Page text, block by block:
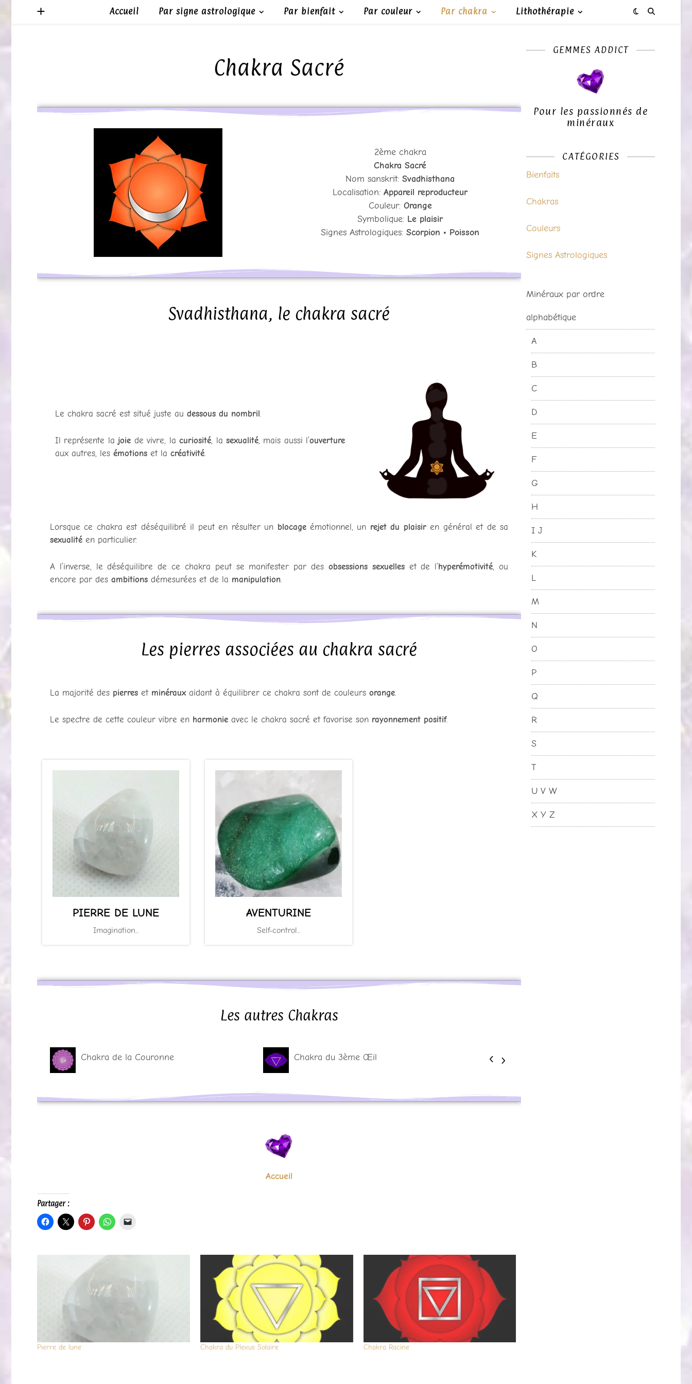
Minéraux par ordre alphabétique
Accueil Par signe astrologique Par bienfait Par couleur Par chakra Lithothérapie
Chakra Sacré
2ème chakra
Chakra Sacré
Nom sanskrit: Svadhisthana
Localisation: Appareil reproducteur
Couleur: Orange
Symbolique: Le plaisir
Signes Astrologiques: Scorpion • Poisson
Svadhisthana, le chakra sacré
Le chakra sacré est situé juste au dessous du nombril.
Il représente la joie de vivre, lacuriosité, la sexualité, mais aussi l’ouverture
aux autres, les émotions et la créativité.
Lorsque ce chakra est déséquilibré il peut en résulter un blocageémotionnel, un rejet du plaisiren général et de sa
sexualité en particulier.
A l’inverse, le déséquilibre de ce chakra peut se manifester par des obsessions sexuelleset de l’hyperémotivité , ou
encore par des ambitions démesurées et de la manipulation
Les pierres associées au chakra sacré
La majorité des pierres etminéraux aidant à équilibrer ce chakra sont de couleurs orange
Le spectre de cette couleur vibre en harmonie avec le chakra sacré et favorise son rayonnement positif.
PIERRE DE LUNE
Imagination...
AVENTURINE
Self-control...
Les autres Chakras
Chakra de la Couronne Chakra du 3ème Œil
Accueil
Partager :
Pierre de lune Chakra du Plexus Solaire Chakra Racine
GEMMES ADDICT
Pour les passionnés de
minéraux
CATÉGORIES
Bienfaits
Chakras
Couleurs
Signes Astrologiques
Minéraux par ordre
alphabétique
A
B
C
D
E
F
G
H
I J
K
L
M
N
O
P
Q
R
S
T
U V W
X Y Z